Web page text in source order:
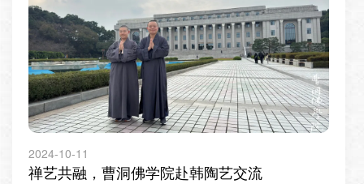
2024-10-11
禅艺共融，曹洞佛学院赴韩陶艺交流